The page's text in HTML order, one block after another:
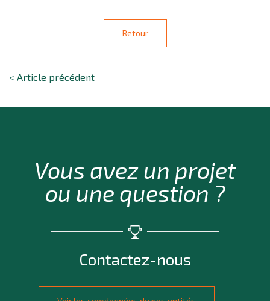
Retour
< Article précédent
Vous avez un projet
ou une question ?
Contactez-nous